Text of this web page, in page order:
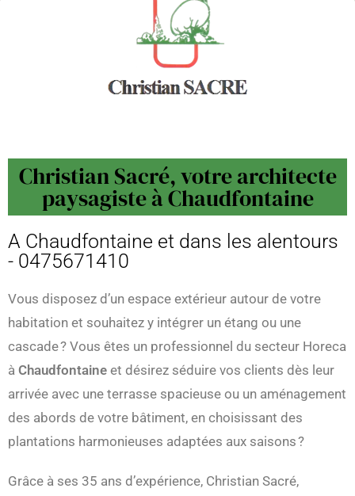
Christian Sacré, votre architecte
paysagiste à Chaudfontaine
A Chaudfontaine et dans les alentours
- 0475671410
Vous disposez d’un espace extérieur autour de votre
habitation et souhaitez y intégrer un étang ou une
cascade ? Vous êtes un professionnel du secteur Horeca
à Chaudfontaine et désirez séduire vos clients dès leur
arrivée avec une terrasse spacieuse ou un aménagement
des abords de votre bâtiment, en choisissant des
plantations harmonieuses adaptées aux saisons ?
Grâce à ses 35 ans d’expérience, Christian Sacré,